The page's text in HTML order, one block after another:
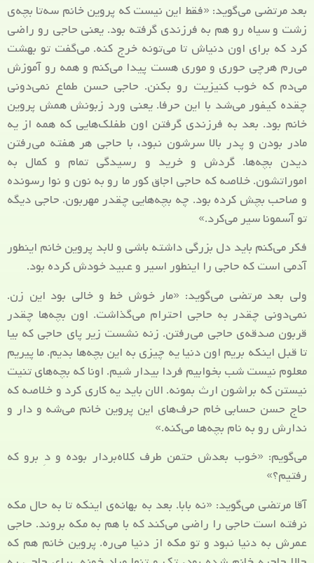
بعد مرتضی می‌گوید: «فقط این نیست که پروین خانم سه‌تا بچه‌ی
زشت و سیاه رو هم به فرزندی گرفته بود. یعنی حاجی رو راضی
کرد که برای اون دنیاش تا می‌تونه خرج کنه. می‌گفت تو بهشت
می‌رم هرچی حوری و موری هست پیدا می‌کنم و همه رو آموزش
می‌دم که خوب کنیزیت رو بکنن. حاجی حسن طماع نمی‌دونی
چقده کیفور می‌شد با این حرفا. یعنی ورد زبونش همش پروین
خانم بود. بعد به فرزندی گرفتن اون طفلک‌هایی که همه از یه
مادر بودن و پدر بالا سرشون نبود، با حاجی هر هفته می‌رفتن
دیدن بچه‌ها. گردش و خرید و رسیدگی تمام و کمال به
اموراتشون. خلاصه که حاجی اجاق کور ما رو به نون و نوا رسونده
و صاحب بچش کرده بود. چه بچه‌هایی چقدر مهربون. حاجی دیگه
تو آسمونا سیر می‌کرد.»
فکر می‌کنم باید دل بزرگی داشته باشی و لابد پروین خانم اینطور
آدمی است که حاجی را اینطور اسیر و عبید خودش کرده بود.
ولی بعد مرتضی می‌گوید: «مار خوش خط و خالی بود این زن.
نمی‌دونی چقدر به حاجی احترام می‌گذاشت. اون بچه‌ها چقدر
قربون صدقه‌ی حاجی می‌رفتن. زنه نشست زیر پای حاجی که بیا
تا قبل اینکه بریم اون دنیا یه چیزی به این بچه‌ها بدیم. ما پیریم
معلوم نیست شب بخوابیم فردا بیدار شیم. اونا که بچه‌های تنیت
نیستن که براشون ارث بمونه. الان باید یه کاری کرد و خلاصه که
حاج حسن حسابی خام حرف‌های این پروین خانم می‌شه و دار و
ندارش رو به نام بچه‌ها می‌کنه.»
می‌گویم: «خوب بعدش حتمن طرف کلاه‌بردار بوده و دِ برو که
رفتیم؟»
آقا مرتضی می‌گوید: «نه بابا. بعد به بهانه‌ی اینکه تا به حال مکه
نرفته است حاجی را راضی می‌کند که با هم به مکه بروند. حاجی
عمرش به دنیا نبود و تو مکه از دنیا می‌ره. پروین خانم هم که